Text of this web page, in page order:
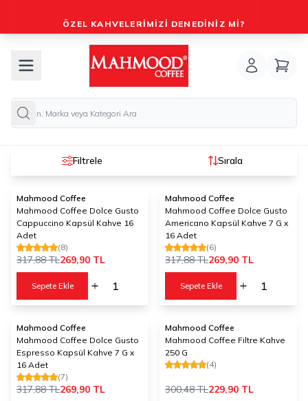
ÖZEL KAHVELERIMIZI DENEDINIZ MI?
Filtrele Sırala
% 15
Mahmood Coffee
Mahmood Coffee Dolce Gusto
Cappuccino Kapsül Kahve 16
Adet
(8)
317,88TL269,90 TL
Sepete Ekle
% 15
Mahmood Coffee
Mahmood Coffee Dolce Gusto
Americano Kapsül Kahve 7 G x
16 Adet
(6)
317,88TL269,90 TL
Sepete Ekle
% 15
Mahmood Coffee
Mahmood Coffee Dolce Gusto
Espresso Kapsül Kahve 7 G x
16 Adet
(7)
317,88TL269,90 TL
% 23
Mahmood Coffee
Mahmood Coffee Filtre Kahve
250 G
(4)
300,48TL229,90 TL